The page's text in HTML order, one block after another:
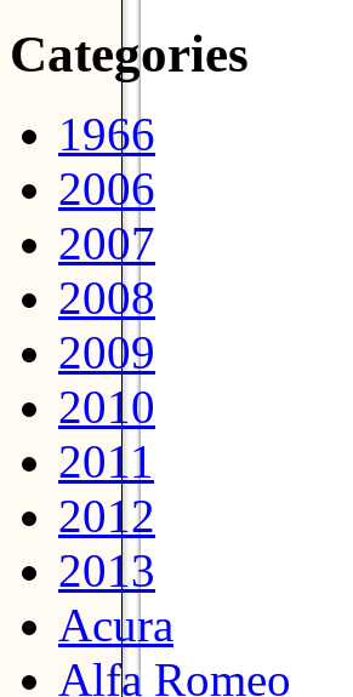
Categories
1966
2006
2007
2008
2009
2010
2011
2012
2013
Acura
Alfa Romeo